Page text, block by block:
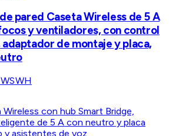
pared Caseta Wireless de 5 A
y ventiladores, con control
de montaje y placa,